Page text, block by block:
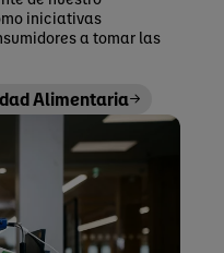
iniciativas
a tomar las
Alimentaria